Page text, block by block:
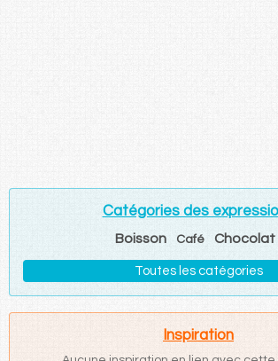
Catégories des
Boisson Café Chocolat
Toutes les catégories
Inspiration